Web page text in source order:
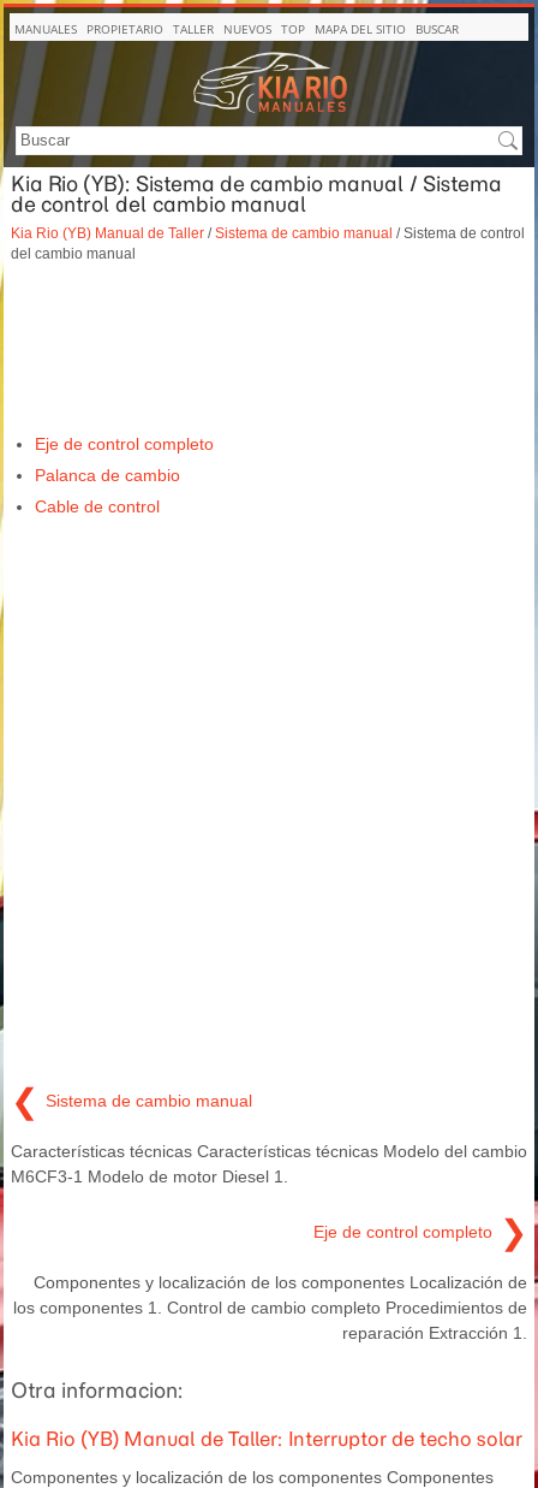
MANUALES PROPIETARIO TALLER NUEVOS TOP MAPA DEL SITIO BUSCAR
Kia Rio (YB): Sistema de cambio manual / Sistema
de control del cambio manual
Kia Rio (YB) Manual de Taller /Sistema de cambio manual / Sistema de control
del cambio manual
Eje de control completo
Palanca de cambio
Cable de control
❮ Sistema de cambio manual
Características técnicas Características técnicas Modelo del cambio
M6CF3-1 Modelo de motor Diesel 1.
Eje de control completo ❯
Componentes y localización de los componentes Localización de
los componentes 1. Control de cambio completo Procedimientos de
reparación Extracción 1.
Otra informacion:
Kia Rio (YB) Manual de Taller: Interruptor de techo solar
Componentes y localización de los componentes Componentes